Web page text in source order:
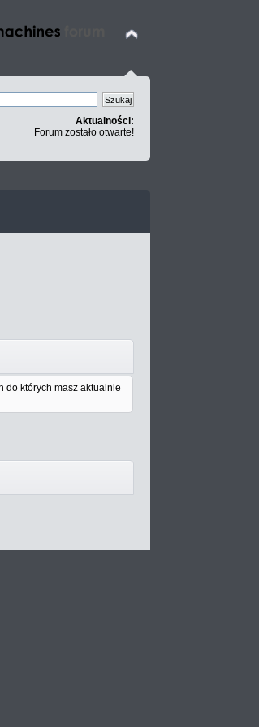
Aktualności:
Forum zostało otwarte!
do których masz aktualnie